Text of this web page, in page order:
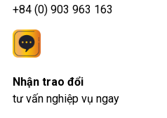
+84 (0) 903 963 163
Nhận trao đổi
tư vấn nghiệp vụ ngay